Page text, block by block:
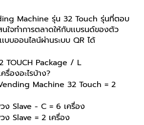
Machine รุ่น 32 Touch รุ่นที่ตอบ
ใจทำการตลาดให้กับเเบรนด์ของตัว
เบบออนไลน์ผ่านระบบ QR ได้
TOUCH Package / L
รื่องอะไรบ้าง?
Machine 32 Touch = 2
ง Slave - C = 6 เครื่อง
ง Slave = 2 เครื่อง